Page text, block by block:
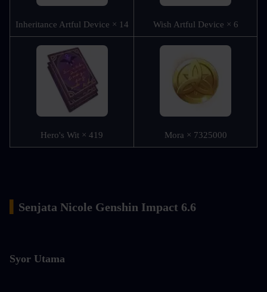
Inheritance Artful Device × 14 Wish Artful Device × 6
Hero's Wit × 419 Mora × 7325000
Senjata Nicole Genshin Impact 6.6
Syor Utama